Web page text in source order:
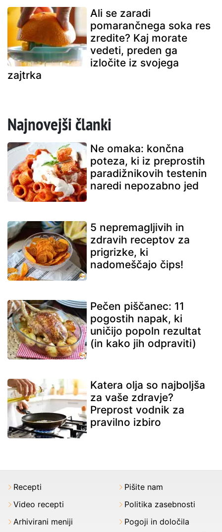
Ali se zaradi
pomarančnega soka res
zredite? Kaj morate
vedeti, preden ga
izločite iz svojega
zajtrka
Najnovejši članki
Ne omaka: končna
poteza, ki iz preprostih
paradižnikovih testenin
naredi nepozabno jed
5 nepremagljivih in
zdravih receptov za
prigrizke, ki
nadomeščajo čips!
Pečen piščanec: 11
pogostih napak, ki
uničijo popoln rezultat
(in kako jih odpraviti)
Katera olja so najboljša
za vaše zdravje?
Preprost vodnik za
pravilno izbiro
Recepti
Video recepti
Arhivirani meniji
Pišite nam
Politika zasebnosti
Pogoji in določila